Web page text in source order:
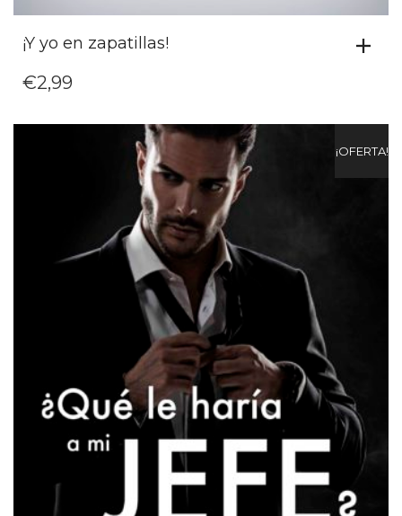
¡Y yo en zapatillas!
€2,99
¡OFERTA!